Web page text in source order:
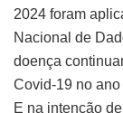
2024 foram
Nacional de
doença
Covid-19 no
E na intenção